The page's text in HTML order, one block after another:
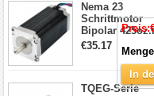
Nema 23
Schrittmotor
Bipolar
4.2A
4 Draht Hybrid
Schrittmotor
€35.17
TQEG-Serie
Preis:
In